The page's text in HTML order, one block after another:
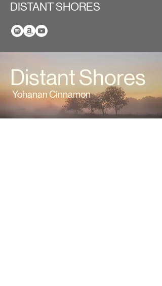
DISTANT SHORES
Yohanan Cinnamon
DistantShores